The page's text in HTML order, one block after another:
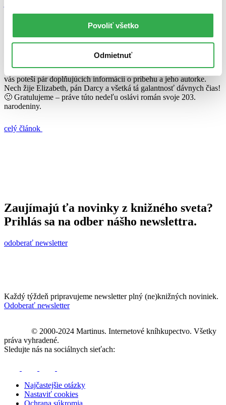
Povoliť všetko
Odmietnuť
7 zaujímavostí o fenoméne Pýcha a predsudok
Anna Porubcová
Ak ste si tiež zamilovali svetovú klasiku z pera Jane Austen, možno
vás poteší pár doplňujúcich informácii o príbehu a jeho autorke.
Nech žije Elizabeth, pán Darcy a všetká tá galantnosť dávnych čias!
🙂 Gratulujeme – práve túto nedeľu oslávi román svoje 203.
narodeniny.
celý článok
Zaujímajú ťa novinky z knižného sveta?
Prihlás sa na odber nášho newslettra.
odoberať newsletter
Každý týždeň pripravujeme newsletter plný (ne)knižných noviniek.
Odoberať newsletter
© 2000-2024 Martinus. Internetové kníhkupectvo. Všetky
práva vyhradené.
Sledujte nás na sociálnych sieťach:
Najčastejšie otázky
Nastaviť cookies
Ochrana súkromia